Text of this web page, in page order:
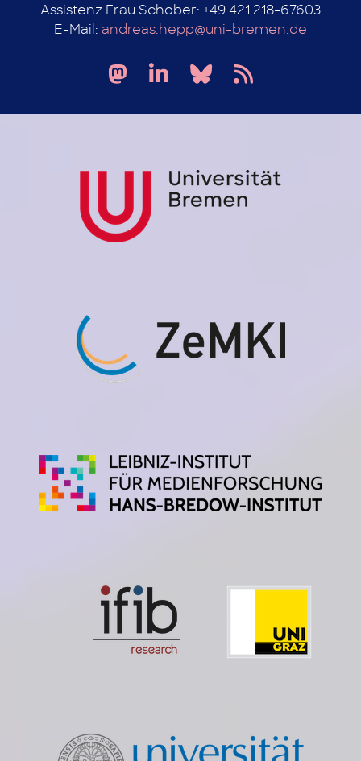
Assistenz Frau Schober: +49 421 218-67603
E-Mail: andreas.hepp@uni-bremen.de